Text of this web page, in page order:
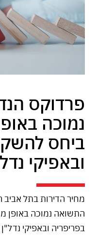
פרדוקס
נמוכה
ביחס
ובאפיקי
מחיר הדירות בתל אביב
התשואה נמוכה באופן
בפריפריה ובאפיקי